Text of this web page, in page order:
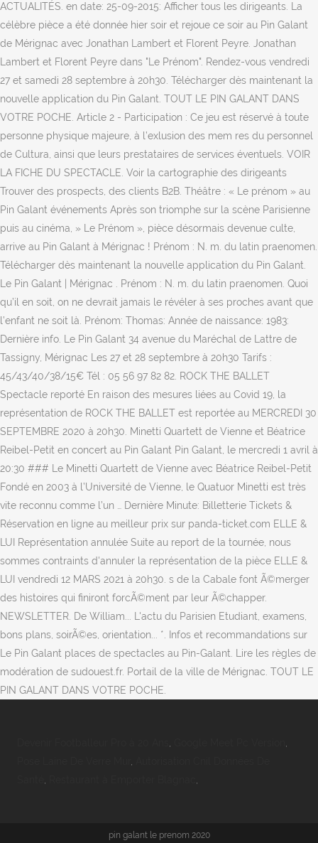
ACTUALITÉS. en date: 25-09-2015: Afficher tous les dirigeants. La
célèbre pièce a été donnée hier soir et rejoue ce soir au Pin Galant
de Mérignac avec Jonathan Lambert et Florent Peyre. Jonathan
Lambert et Florent Peyre dans "Le Prénom". Rendez-vous vendredi
27 et samedi 28 septembre à 20h30. Télécharger dès maintenant la
nouvelle application du Pin Galant. TOUT LE PIN GALANT DANS
VOTRE POCHE. Article 2 - Participation : Ce jeu est réservé à toute
personne physique majeure, à l’exlusion des mem res du personnel
de Cultura, ainsi que leurs prestataires de services éventuels. VOIR
LA FICHE DU SPECTACLE. Voir la cartographie des dirigeants
Trouver des prospects, des clients B2B. Théâtre : « Le prénom » au
Pin Galant événements Après son triomphe sur la scène Parisienne
puis au cinéma, » Le Prénom », pièce désormais devenue culte,
arrive au Pin Galant à Mérignac ! Prénom : N. m. du latin praenomen.
Télécharger dès maintenant la nouvelle application du Pin Galant.
Le Pin Galant | Mérignac . Prénom : N. m. du latin praenomen. Quoi
qu’il en soit, on ne devrait jamais le révéler à ses proches avant que
l’enfant ne soit là. Prénom: Thomas: Année de naissance: 1983:
Dernière info. Le Pin Galant 34 avenue du Maréchal de Lattre de
Tassigny, Mérignac Les 27 et 28 septembre à 20h30 Tarifs :
45/43/40/38/15€ Tél : 05 56 97 82 82. ROCK THE BALLET
Spectacle reporté En raison des mesures liées au Covid 19, la
représentation de ROCK THE BALLET est reportée au MERCREDI 30
SEPTEMBRE 2020 à 20h30. Minetti Quartett de Vienne et Béatrice
Reibel-Petit en concert au Pin Galant Pin Galant, le mercredi 1 avril à
20:30 ### Le Minetti Quartett de Vienne avec Béatrice Reibel-Petit
Fondé en 2003 à l’Université de Vienne, le Quatuor Minetti est très
vite reconnu comme l’un … Dernière Minute: Billetterie Tickets &
Réservation en ligne au meilleur prix sur panda-ticket.com ELLE &
LUI Représentation annulée Suite au report de la tournée, nous
sommes contraints d'annuler la représentation de la pièce ELLE &
LUI vendredi 12 MARS 2021 à 20h30. s de la Cabale font Ã©merger
des histoires qui finiront forcÃ©ment par leur Ã©chapper.
NEWSLETTER. De William... L'actu du Parisien Etudiant, examens,
bons plans, soirÃ©es, orientation... *. Infos et recommandations sur
Le Pin Galant places de spectacles au Pin-Galant. Lire les règles de
modération de sudouest.fr. Portail de la ville de Mérignac. TOUT LE
PIN GALANT DANS VOTRE POCHE.
pin galant le prenom 2020